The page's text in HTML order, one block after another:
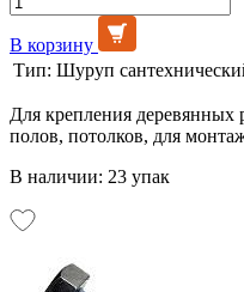
В корзину
Тип: Шуруп
Для крепления деревянных
полов, потолков, для
В наличии: 23 упак